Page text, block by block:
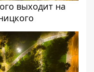
выходит на